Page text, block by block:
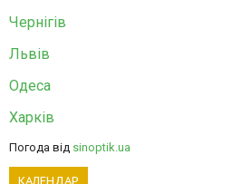
Чернігів
Львів
Одеса
Харків
Погода від sinoptik.ua
КАЛЕНДАР